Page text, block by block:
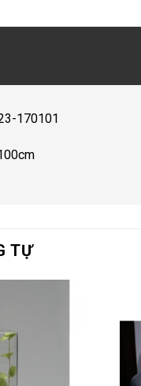
170101
TỰ